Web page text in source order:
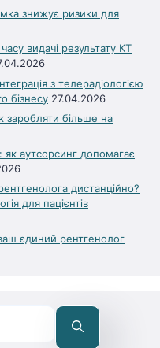
знижує ризики для
видачі результату КТ
з телерадіологією
бізнесу 27.04.2026
заробляти більше на
як аутсорсинг допомагає
дистанційно?
для пацієнтів
єдиний рентгенолог